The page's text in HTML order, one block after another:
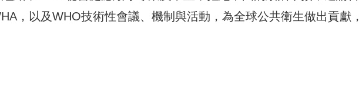
，以及WHO技術性會議、機制與活動，為全球公共衛生做出貢獻，